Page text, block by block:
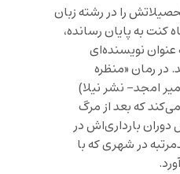
که در سال ۱۹۸۹ تحصیلاتش را در رشته زبان
کنت به پایان رسانده،
نویسنده‌ای
رمان «منظره
امجد- نشر نیلا)
که بعد از مرگ
بارداری‌اش در
در شهری که با